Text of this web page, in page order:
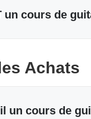
un cours de
Achats
un cours de